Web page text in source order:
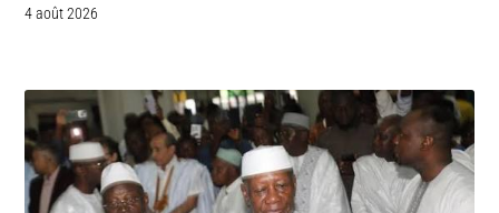
4 août 2026